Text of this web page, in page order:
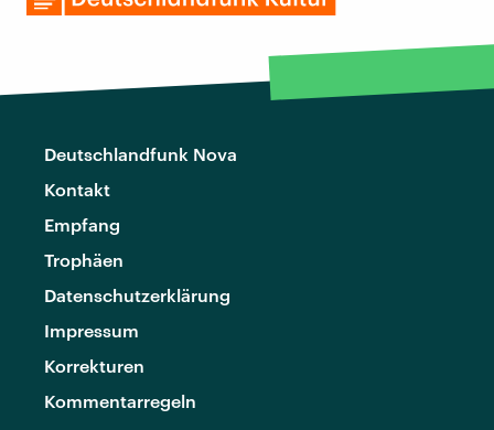
Deutschlandfunk Nova
Kontakt
Empfang
Trophäen
Datenschutzerklärung
Impressum
Korrekturen
Kommentarregeln